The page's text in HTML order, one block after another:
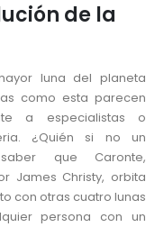
de la
luna del planeta
como esta parecen
a especialistas o
¿Quién si no un
que Caronte,
James Christy, orbita
con otras cuatro lunas
persona con un